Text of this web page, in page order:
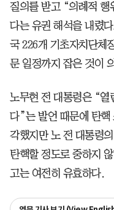
질의를 받고 “의례적 행
다는 유권 해석을 내렸
국 226개 기초자치단체
문 일정까지 잡은 것이
노무현 전 대통령은 “열
다”는 발언 때문에 탄핵
각했지만 노 전 대통령
탄핵할 정도로 중하지
고는 여전히 유효하다.